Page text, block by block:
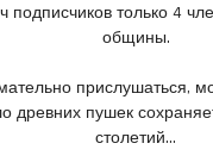
подписчиков только 4
общины.
прислушаться,
древних пушек
столетий…